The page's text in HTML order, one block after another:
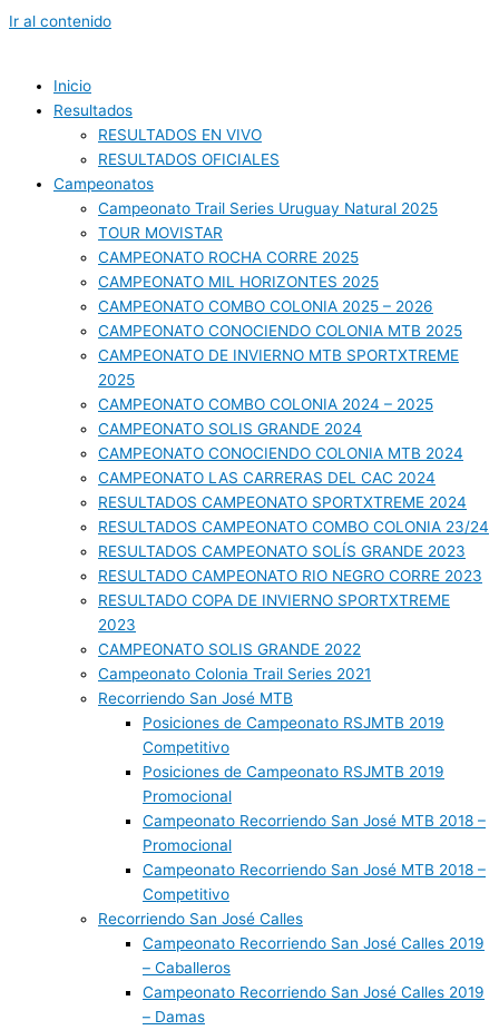
Ir al contenido
Inicio
Resultados
RESULTADOS EN VIVO
RESULTADOS OFICIALES
Campeonatos
Campeonato Trail Series Uruguay Natural 2025
TOUR MOVISTAR
CAMPEONATO ROCHA CORRE 2025
CAMPEONATO MIL HORIZONTES 2025
CAMPEONATO COMBO COLONIA 2025 – 2026
CAMPEONATO CONOCIENDO COLONIA MTB 2025
CAMPEONATO DE INVIERNO MTB SPORTXTREME
2025
CAMPEONATO COMBO COLONIA 2024 – 2025
CAMPEONATO SOLIS GRANDE 2024
CAMPEONATO CONOCIENDO COLONIA MTB 2024
CAMPEONATO LAS CARRERAS DEL CAC 2024
RESULTADOS CAMPEONATO SPORTXTREME 2024
RESULTADOS CAMPEONATO COMBO COLONIA 23/24
RESULTADOS CAMPEONATO SOLÍS GRANDE 2023
RESULTADO CAMPEONATO RIO NEGRO CORRE 2023
RESULTADO COPA DE INVIERNO SPORTXTREME
2023
CAMPEONATO SOLIS GRANDE 2022
Campeonato Colonia Trail Series 2021
Recorriendo San José MTB
Posiciones de Campeonato RSJMTB 2019
Competitivo
Posiciones de Campeonato RSJMTB 2019
Promocional
Campeonato Recorriendo San José MTB 2018 –
Promocional
Campeonato Recorriendo San José MTB 2018 –
Competitivo
Recorriendo San José Calles
Campeonato Recorriendo San José Calles 2019
– Caballeros
Campeonato Recorriendo San José Calles 2019
– Damas